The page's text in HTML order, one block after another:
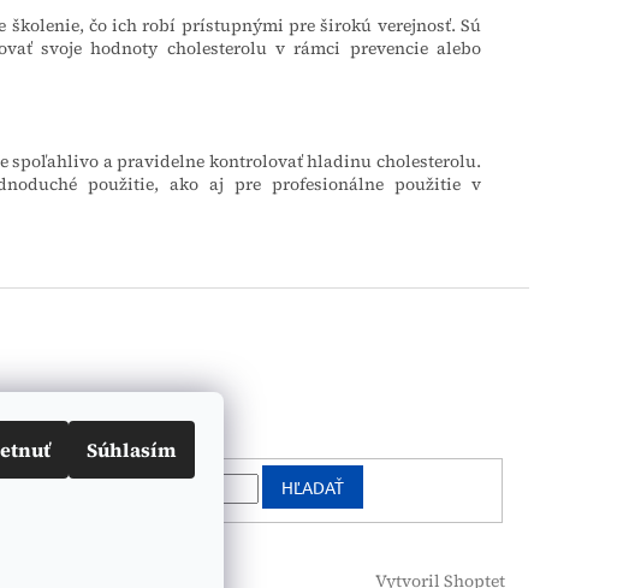
Súhlasím
čo ich robí prístupnými pre širokú verejnosť. Sú
svoje hodnoty cholesterolu v rámci prevencie alebo
spoľahlivo a pravidelne kontrolovať hladinu cholesterolu.
použitie, ako aj pre profesionálne použitie v
Vyhľadávanie
HĽADAŤ
Vytvoril Shoptet